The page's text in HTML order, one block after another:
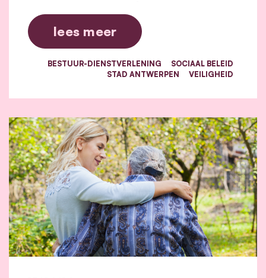
lees meer
BESTUUR-DIENSTVERLENING
SOCIAAL BELEID
STAD ANTWERPEN
VEILIGHEID